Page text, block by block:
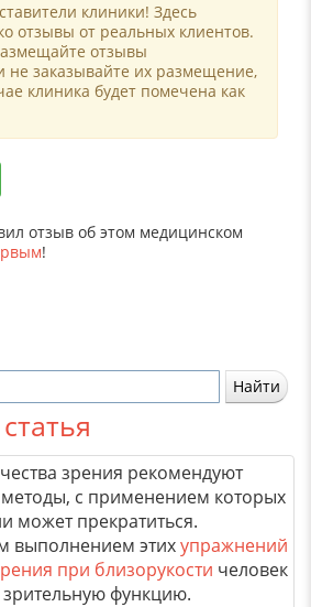
клиники! Здесь
отзывы от реальных клиентов.
отзывы
не заказывайте их размещение,
клиника будет помечена как
отзыв об этом медицинском
!
зрения рекомендуют
методы, с применением которых
может прекратиться.
выполнением этихупражнений
при близорукости человек
функцию.